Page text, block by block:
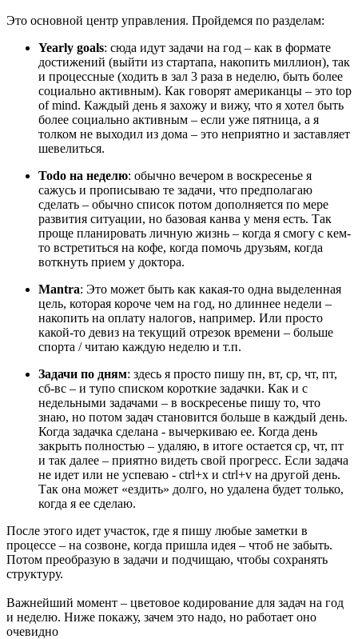
Это основной центр управления. Пройдемся по разделам:
Yearly goals: сюда идут задачи на год – как в формате
достижений (выйти из стартапа, накопить миллион), так
и процессные (ходить в зал 3 раза в неделю, быть более
социально активным). Как говорят американцы – это top
of mind. Каждый день я захожу и вижу, что я хотел быть
более социально активным – если уже пятница, а я
толком не выходил из дома – это неприятно и заставляет
шевелиться.
Todo на неделю: обычно вечером в воскресенье я
сажусь и прописываю те задачи, что предполагаю
сделать – обычно список потом дополняется по мере
развития ситуации, но базовая канва у меня есть. Так
проще планировать личную жизнь – когда я смогу с кем-
то встретиться на кофе, когда помочь друзьям, когда
воткнуть прием у доктора.
Mantra: Это может быть как какая-то одна выделенная
цель, которая короче чем на год, но длиннее недели –
накопить на оплату налогов, например. Или просто
какой-то девиз на текущий отрезок времени – больше
спорта / читаю каждую неделю и т.п.
Задачи по дням: здесь я просто пишу пн, вт, ср, чт, пт,
сб-вс – и тупо списком короткие задачки. Как и с
недельными задачами – в воскресенье пишу то, что
знаю, но потом задач становится больше в каждый день.
Когда задачка сделана - вычеркиваю ее. Когда день
закрыть полностью – удаляю, в итоге остается ср, чт, пт
и так далее – приятно видеть свой прогресс. Если задача
не идет или не успеваю - ctrl+x и ctrl+v на другой день.
Так она может «ездить» долго, но удалена будет только,
когда я ее сделаю.
После этого идет участок, где я пишу любые заметки в
процессе – на созвоне, когда пришла идея – чтоб не забыть.
Потом преобразую в задачи и подчищаю, чтобы сохранять
структуру.
Важнейший момент – цветовое кодирование для задач на год
и неделю. Ниже покажу, зачем это надо, но работает оно
очевидно